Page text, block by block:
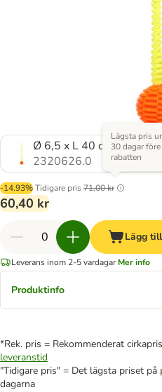
Ø 6,5 x L 40 cm
2320626.0
-14.93%Tidigare pris 71,00 kr
Lägsta pris
30 dagar före
rabatten
60,40 kr
Lägg
Leverans inom 2-5 vardagar Mer info
Produktinfo
*Rek. pris = Rekommenderat
leveranstid
"Tidigare pris" = Det lägsta priset
dagarna